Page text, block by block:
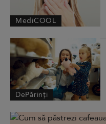
MediCOOL
DePărinți